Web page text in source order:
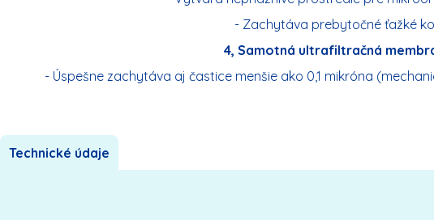
- Zachytáva prebytočné ťažké
4, Samotná ultrafiltračná
- Úspešne zachytáva aj častice menšie ako 0,1 mikróna
Technické údaje